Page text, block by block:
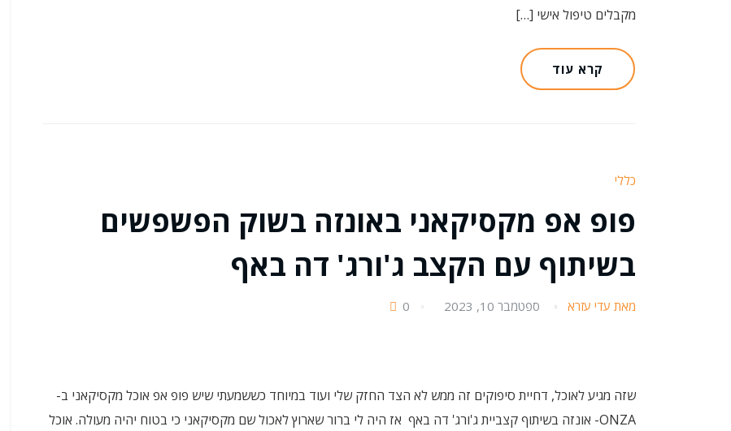
מקבלים טיפול אישי […]
קרא עוד
כללי
פופ אפ מקסיקאני באונזה בשוק הפשפשים
בשיתוף עם הקצב ג'ורג' דה באף
מאת עדי עזרא ספטמבר 10, 2023 0
שזה מגיע לאוכל, דחיית סיפוקים זה ממש לא הצד החזק שלי ועוד במיוחד כששמעתי שיש פופ אפ אוכל מקסיקאני ב-
ONZA- אונזה בשיתוף קצביית ג'ורג' דה באף אז היה לי ברור שארוץ לאכול שם מקסיקאני כי בטוח יהיה מעולה. אוכל